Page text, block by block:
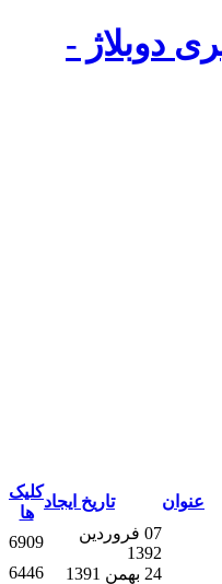
دوبلاژ -
عنوان تاریخ ایجاد
کلیک
ها
07 فروردين
1392
6909
24 بهمن 1391
6446